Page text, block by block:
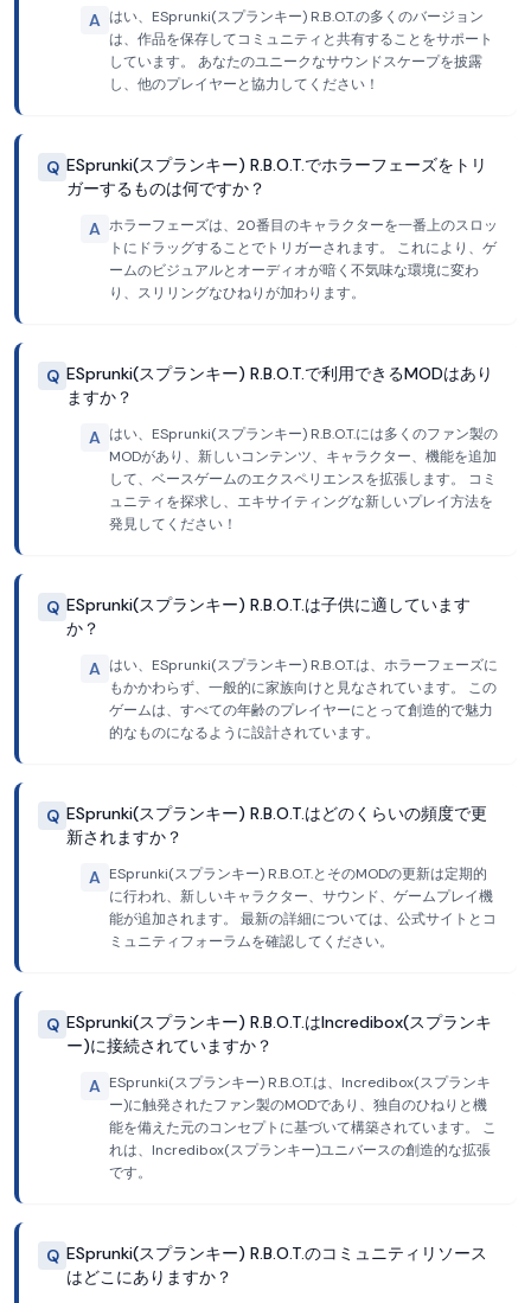
A はい、ESprunki(スプランキー) R.B.O.T.の多くのバージョン
は、作品を保存してコミュニティと共有することをサポート
しています。 あなたのユニークなサウンドスケープを披露
し、他のプレイヤーと協力してください！
Q ESprunki(スプランキー) R.B.O.T.でホラーフェーズをトリ
ガーするものは何ですか？
A ホラーフェーズは、20番目のキャラクターを一番上のスロッ
トにドラッグすることでトリガーされます。 これにより、ゲ
ームのビジュアルとオーディオが暗く不気味な環境に変わ
り、スリリングなひねりが加わります。
Q ESprunki(スプランキー) R.B.O.T.で利用できるMODはあり
ますか？
A はい、ESprunki(スプランキー) R.B.O.T.には多くのファン製の
MODがあり、新しいコンテンツ、キャラクター、機能を追加
して、ベースゲームのエクスペリエンスを拡張します。 コミ
ュニティを探求し、エキサイティングな新しいプレイ方法を
発見してください！
Q ESprunki(スプランキー) R.B.O.T.は子供に適しています
か？
A はい、ESprunki(スプランキー) R.B.O.T.は、ホラーフェーズに
もかかわらず、一般的に家族向けと見なされています。 この
ゲームは、すべての年齢のプレイヤーにとって創造的で魅力
的なものになるように設計されています。
Q ESprunki(スプランキー) R.B.O.T.はどのくらいの頻度で更
新されますか？
A ESprunki(スプランキー) R.B.O.T.とそのMODの更新は定期的
に行われ、新しいキャラクター、サウンド、ゲームプレイ機
能が追加されます。 最新の詳細については、公式サイトとコ
ミュニティフォーラムを確認してください。
Q ESprunki(スプランキー) R.B.O.T.はIncredibox(スプランキ
ー)に接続されていますか？
A ESprunki(スプランキー) R.B.O.T.は、Incredibox(スプランキ
ー)に触発されたファン製のMODであり、独自のひねりと機
能を備えた元のコンセプトに基づいて構築されています。 こ
れは、Incredibox(スプランキー)ユニバースの創造的な拡張
です。
Q ESprunki(スプランキー) R.B.O.T.のコミュニティリソース
はどこにありますか？